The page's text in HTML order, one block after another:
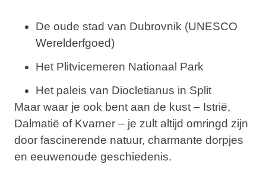
De oude stad van Dubrovnik (UNESCO
Werelderfgoed)
Het Plitvicemeren Nationaal Park
Het paleis van Diocletianus in Split
Maar waar je ook bent aan de kust – Istrië,
Dalmatië of Kvarner – je zult altijd omringd zijn
door fascinerende natuur, charmante dorpjes
en eeuwenoude geschiedenis.